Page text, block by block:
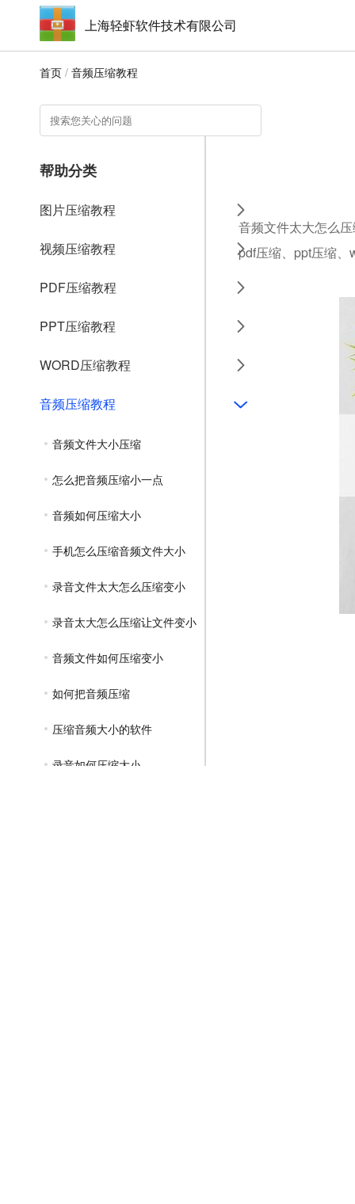
上海轻虾软件技术有限公司
首页 / 音频压缩教程
帮助分类
图片压缩教程
视频压缩教程
PDF压缩教程
PPT压缩教程
WORD压缩教程
音频压缩教程
音频文件大小压缩
怎么把音频压缩小一点
音频如何压缩大小
手机怎么压缩音频文件大小
录音文件太大怎么压缩变小
录音太大怎么压缩让文件变小
音频文件如何压缩变小
如何把音频压缩
压缩音频大小的软件
录音如何压缩大小
音频文件太大怎么
pdf压缩、ppt压缩